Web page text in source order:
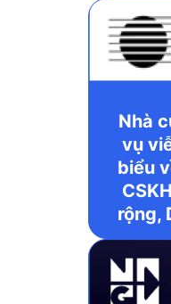
Nhà
vụ
biểu
rộng,